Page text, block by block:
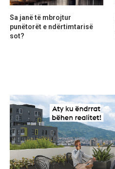
Sa janë të mbrojtur
punëtorët e ndërtimtarisë
sot?